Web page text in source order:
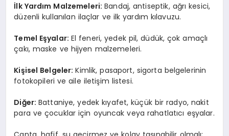
İlk Yardım Malzemeleri:Bandaj, antiseptik, ağrı kesici,
düzenli kullanılan ilaçlar ve ilk yardım kılavuzu.
Temel Eşyalar: El feneri, yedek pil, düdük, çok amaçlı
çakı, maske ve hijyen malzemeleri.
Kişisel Belgeler:Kimlik, pasaport, sigorta belgelerinin
fotokopileri ve aile iletişim listesi.
Diğer:Battaniye, yedek kıyafet, küçük bir radyo, nakit
para ve çocuklar için oyuncak veya rahatlatıcı eşyalar.